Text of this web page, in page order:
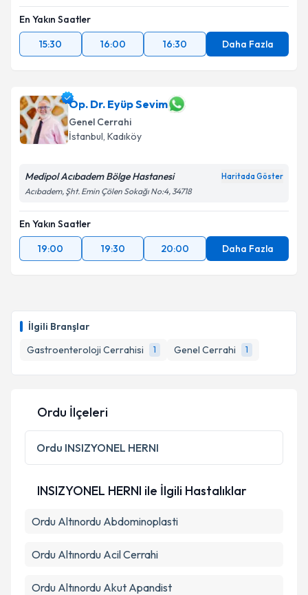
İlgili Branşlar
Gastroenteroloji Cerrahisi
1 Genel Cerrahi 1
Metni'ni okudum ve kişisel verilerimin belirtilen
kapsamda işlenmesini kabul ediyorum.
En Yakın Saatler
15:30
16:00 16:30 Daha Fazla
Op. Dr. Eyüp Sevim
Genel Cerrahi
İstanbul, Kadıköy
Medipol Acıbadem Bölge Hastanesi Haritada Göster
Acıbadem, Şht. Emin Çölen Sokağı No:4, 34718
En Yakın Saatler
19:00
19:30 20:00 Daha Fazla
Ordu İlçeleri
Ordu INSIZYONEL HERNI
INSIZYONEL HERNI ile İlgili Hastalıklar
Ordu Altınordu Abdominoplasti
Ordu Altınordu Acil Cerrahi
Ordu Altınordu Akut Apandist